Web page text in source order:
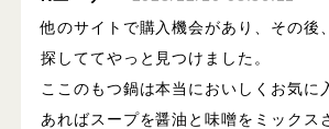
他のサイトで購入機会があり、その後
探しててやっと見つけました。
ここのもつ鍋は本当においしくお気に
あればスープを醤油と味噌をミックス